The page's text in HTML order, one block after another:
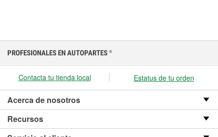
PROFESIONALES EN AUTOPARTES ®
Contacta tu tienda local Estatus de tu orden
Acerca de nosotros
Recursos